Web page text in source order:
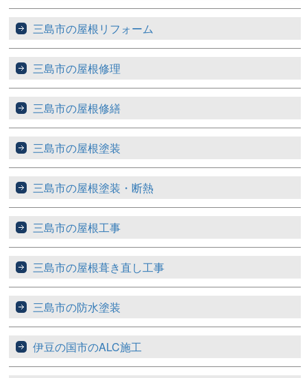
三島市の屋根リフォーム
三島市の屋根修理
三島市の屋根修繕
三島市の屋根塗装
三島市の屋根塗装・断熱
三島市の屋根工事
三島市の屋根葺き直し工事
三島市の防水塗装
伊豆の国市のALC施工